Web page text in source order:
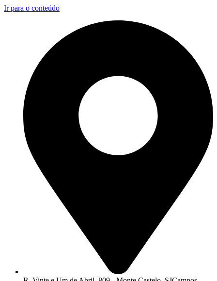
Ir para o conteúdo